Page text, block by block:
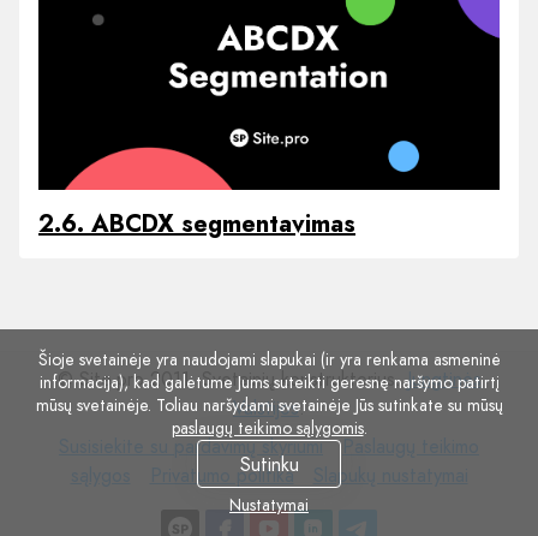
2.6. ABCDX segmentavimas
© Site.pro 2011. Svetainių konstruktorius.Jungtinės
Valstijos.
Susisiekite su pardavimų skyriumi
Paslaugų
Paslaugų teikimo
Privatumo politika
Šioje svetainėje yra naudojami slapukai (ir yra renkama asmeninė
informacija), kad galėtume Jums suteikti geresnę naršymo patirtį
mūsų svetainėje. Toliau naršydami svetainėje Jūs sutinkate su mūsų
paslaugų teikimo sąlygomis.
Sutinku
Nustatymai